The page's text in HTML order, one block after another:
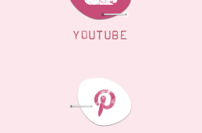
Impressum
YOUTUBE